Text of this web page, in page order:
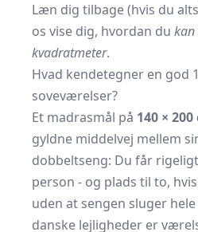
Læn dig tilbage (hvis du
os vise dig, hvordan du kan
kvadratmeter.
Hvad kendetegner en god
soveværelser?
Et madrasmål på 140 × 200
gyldne middelvej mellem
dobbeltseng: Du får
person - og plads til to,
uden at sengen sluger
danske lejligheder er